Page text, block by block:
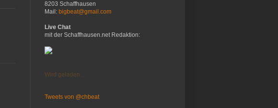
8203 Schaffhausen
Mail: bigbeat@gmail.com
Live Chat
mit der Schaffhausen.net Redaktion:
Wird geladen...
Tweets von @chbeat